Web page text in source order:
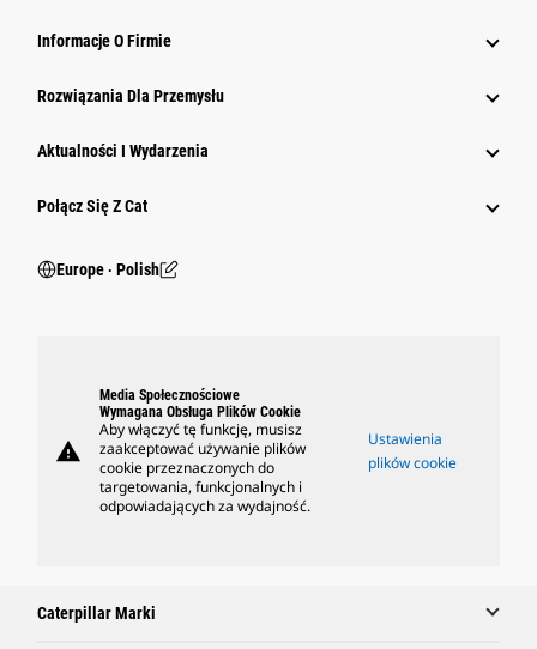
Informacje O Firmie
Rozwiązania Dla Przemysłu
Aktualności I Wydarzenia
Połącz Się Z Cat
Europe ‧ Polish
warning
Media Społecznościowe
Wymagana Obsługa Plików Cookie
Aby włączyć tę funkcję, musisz
zaakceptować używanie plików
cookie przeznaczonych do
targetowania, funkcjonalnych i
odpowiadających za wydajność.
Ustawienia
plików cookie
Caterpillar Marki